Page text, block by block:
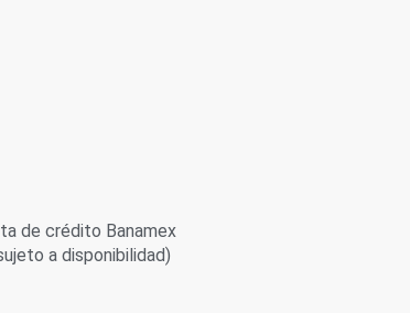
de crédito Banamex
a disponibilidad)